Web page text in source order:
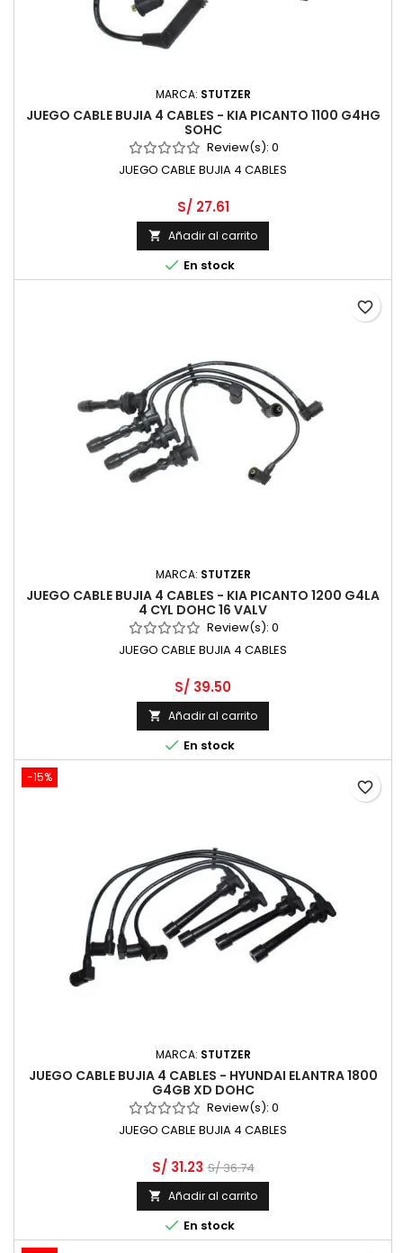
MARCA: STUTZER
JUEGO CABLE BUJIA 4 CABLES - KIA PICANTO 1100 G4HG
SOHC
Review(s): 0
JUEGO CABLE BUJIA 4 CABLES
S/ 27.61
 Añadir al carrito
 En stock
MARCA: STUTZER
JUEGO CABLE BUJIA 4 CABLES - KIA PICANTO 1200 G4LA
4 CYL DOHC 16 VALV
Review(s): 0
JUEGO CABLE BUJIA 4 CABLES
S/ 39.50
 Añadir al carrito
 En stock
favorite_border
-15%
MARCA: STUTZER
JUEGO CABLE BUJIA 4 CABLES - HYUNDAI ELANTRA 1800
G4GB XD DOHC
Review(s): 0
JUEGO CABLE BUJIA 4 CABLES
S/ 31.23 S/ 36.74
 Añadir al carrito
 En stock
favorite_border